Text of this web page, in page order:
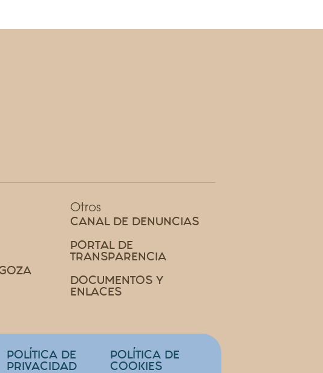
Otros
CANAL DE DENUNCIAS
PORTAL DE
TRANSPARENCIA
DOCUMENTOS Y
ENLACES
POLÍTICA DE
PRIVACIDAD
POLÍTICA DE
COOKIES